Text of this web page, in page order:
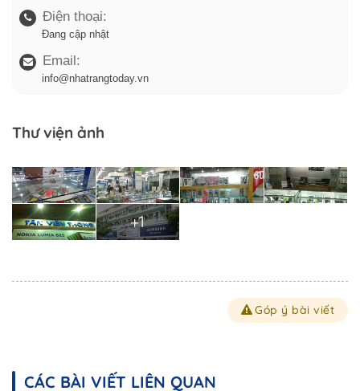
Điện thoại:
Đang cập nhật
Email:
info@nhatrangtoday.vn
Thư viện ảnh
+1
Góp ý bài viết
CÁC BÀI VIẾT LIÊN QUAN